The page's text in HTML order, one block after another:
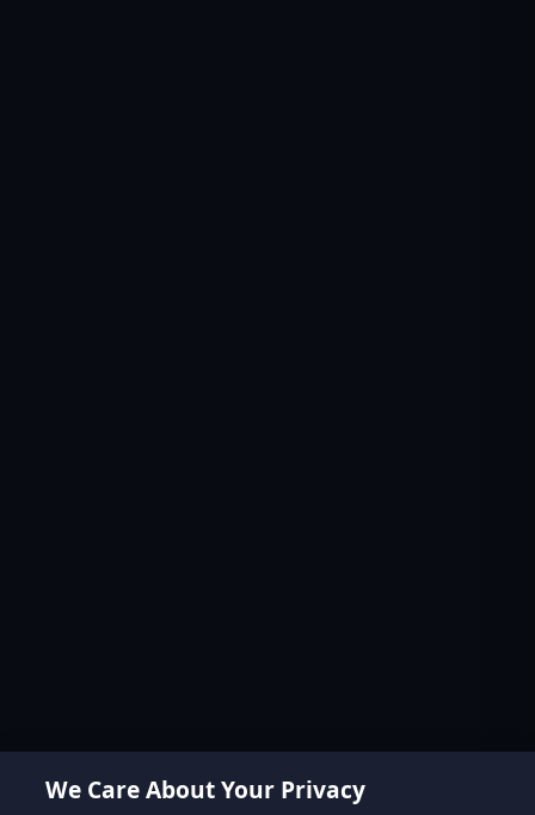
We Care About Your Privacy